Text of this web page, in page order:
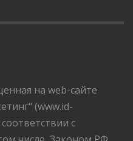
на web-сайте
(www.id-
с